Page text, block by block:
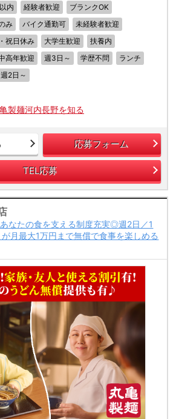
内 経験者歓迎
ブランクOK
み バイク通勤可
未経験者歓迎
祝日休み 大学生歓迎
扶養内
高年歓迎 週3日～ 学歴不問
ランチ
週2日～
製麺河内長野を知る
応募フォーム
TEL応募
なたの食を支える制度充実◎週2日／1
月最大1万円まで無償で食事を楽しめる